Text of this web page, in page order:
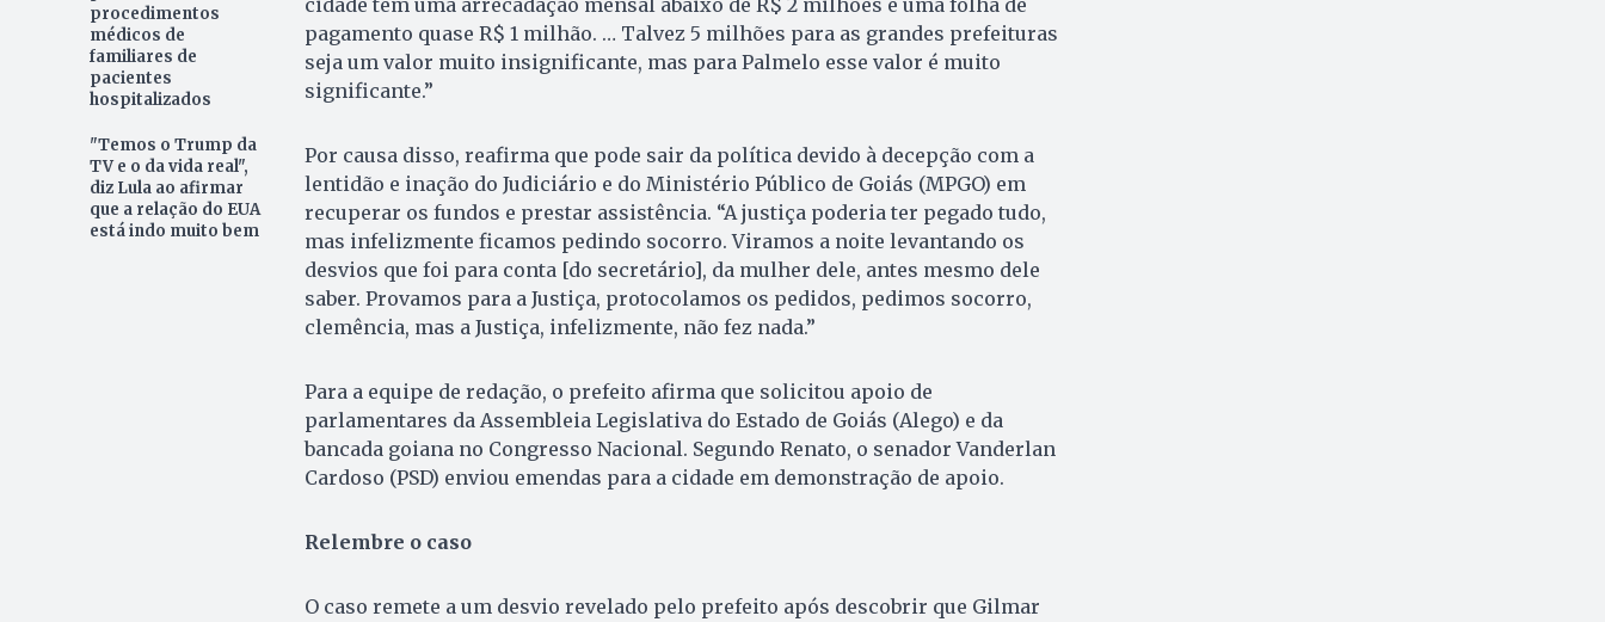
procedimentos
médicos de
familiares de
pacientes
hospitalizados
"Temos o Trump da
TV e o da vida real",
diz Lula ao afirmar
que a relação do EUA
está indo muito bem
cidade tem uma arrecadação mensal abaixo de R$ 2 milhões e uma folha de
pagamento quase R$ 1 milhão. … Talvez 5 milhões para as grandes prefeituras
seja um valor muito insignificante, mas para Palmelo esse valor é muito
significante.”
Por causa disso, reafirma que pode sair da política devido à decepção com a
lentidão e inação do Judiciário e do Ministério Público de Goiás (MPGO) em
recuperar os fundos e prestar assistência. “A justiça poderia ter pegado tudo,
mas infelizmente ficamos pedindo socorro. Viramos a noite levantando os
desvios que foi para conta [do secretário], da mulher dele, antes mesmo dele
saber. Provamos para a Justiça, protocolamos os pedidos, pedimos socorro,
clemência, mas a Justiça, infelizmente, não fez nada.”
Para a equipe de redação, o prefeito afirma que solicitou apoio de
parlamentares da Assembleia Legislativa do Estado de Goiás (Alego) e da
bancada goiana no Congresso Nacional. Segundo Renato, o senador Vanderlan
Cardoso (PSD) enviou emendas para a cidade em demonstração de apoio.
Relembre o caso
O caso remete a um desvio revelado pelo prefeito após descobrir que Gilmar